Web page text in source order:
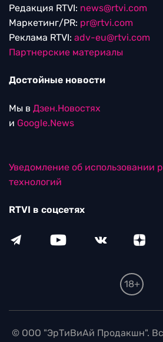
Редакция RTVI: news@rtvi.com
Маркетинг/PR: pr@rtvi.com
Реклама RTVI: adv-eu@rtvi.com
Партнерские материалы
Достойные новости
Мы в Дзен.Новостях
и Google.News
Уведомление об использовании
технологий
RTVI в соцсетях
18+
© ООО "ЭрТиВиАй Продакшн".